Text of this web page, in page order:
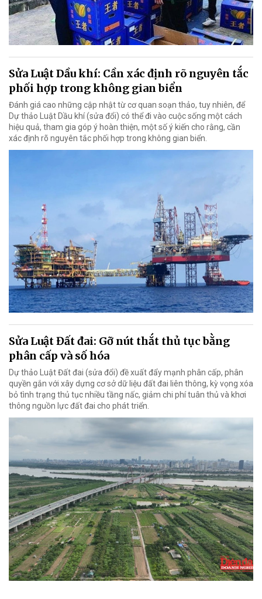
Sửa Luật Dầu khí: Cần xác định rõ nguyên tắc
phối hợp trong không gian biển
Đánh giá cao những cập nhật từ cơ quan soạn thảo, tuy nhiên, để
Dự thảo Luật Dầu khí (sửa đổi) có thể đi vào cuộc sống một cách
hiệu quả, tham gia góp ý hoàn thiện, một số ý kiến cho rằng, cần
xác định rõ nguyên tắc phối hợp trong không gian biển.
Sửa Luật Đất đai: Gỡ nút thắt thủ tục bằng
phân cấp và số hóa
Dự thảo Luật Đất đai (sửa đổi) đề xuất đẩy mạnh phân cấp, phân
quyền gắn với xây dựng cơ sở dữ liệu đất đai liên thông, kỳ vọng xóa
bỏ tình trạng thủ tục nhiều tầng nấc, giảm chi phí tuân thủ và khơi
thông nguồn lực đất đai cho phát triển.